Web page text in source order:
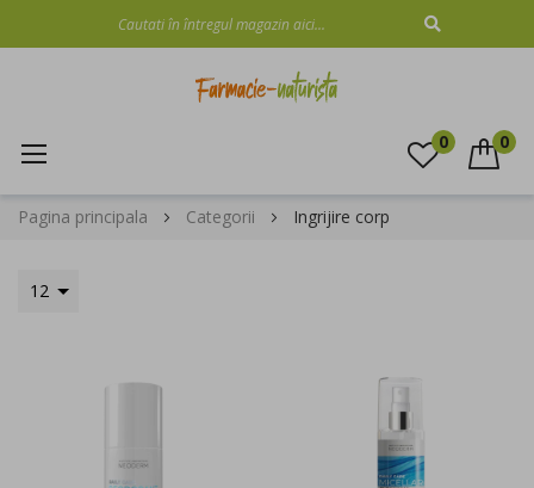
CAUTARE
0 0
Mergeti
Pagina principala Categorii Ingrijire corp